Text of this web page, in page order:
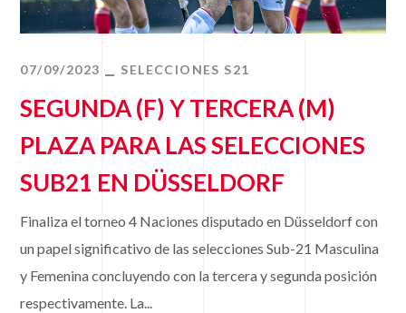
07/09/2023 SELECCIONES S21
SEGUNDA (F) Y TERCERA (M)
PLAZA PARA LAS SELECCIONES
SUB21 EN DÜSSELDORF
Finaliza el torneo 4 Naciones disputado en Düsseldorf con
un papel significativo de las selecciones Sub-21 Masculina
y Femenina concluyendo con la tercera y segunda posición
respectivamente. La...